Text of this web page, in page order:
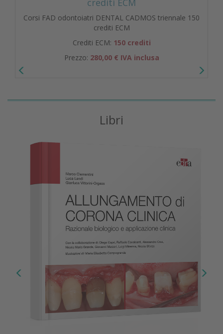
Corsi FAD odontoiatri DENTAL CADMOS triennale 150
crediti ECM
Crediti ECM: 150 crediti
Prezzo: 280,00 € IVA inclusa
Libri